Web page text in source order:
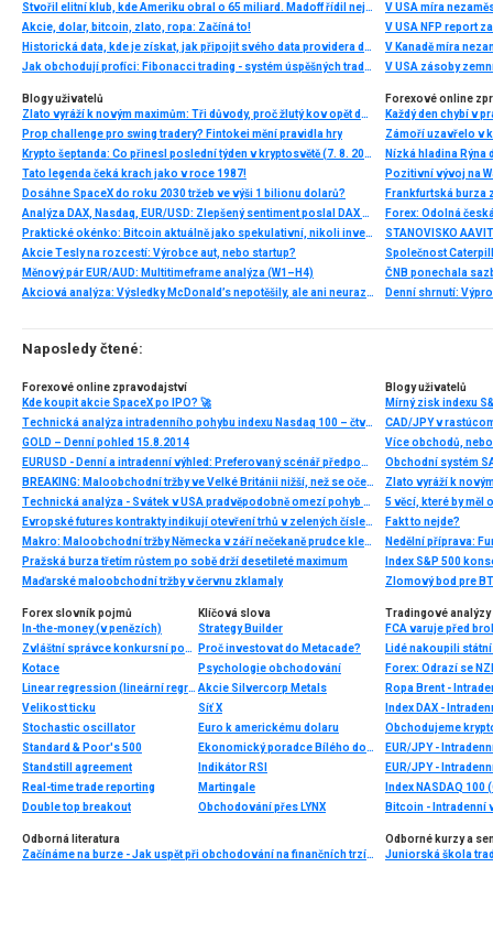
Stvořil elitní klub, kde Ameriku obral o 65 miliard. Madoff řídil největší Ponzi dějin
Akcie, dolar, bitcoin, zlato, ropa: Začíná to!
Historická data, kde je získat, jak připojit svého data providera do MultiCharts a proč je budeme potřebovat? (4. díl)
Jak obchodují profíci: Fibonacci trading - systém úspěšných traderů
V USA míra
V USA NFP report
V Kanadě míra
V USA zásoby
Blogy uživatelů
Zlato vyráží k novým maximům: Tři důvody, proč žlutý kov opět dominuje
Prop challenge pro swing tradery? Fintokei mění pravidla hry
Krypto šeptanda: Co přinesl poslední týden v kryptosvětě (7. 8. 2026)
Tato legenda čeká krach jako v roce 1987!
Dosáhne SpaceX do roku 2030 tržeb ve výši 1 bilionu dolarů?
Analýza DAX, Nasdaq, EUR/USD: Zlepšený sentiment poslal DAX na nová maxima
Praktické okénko: Bitcoin aktuálně jako spekulativní, nikoli investiční aktivum
Akcie Tesly na rozcestí: Výrobce aut, nebo startup?
Měnový pár EUR/AUD: Multitimeframe analýza (W1–H4)
Akciová analýza: Výsledky McDonald’s nepotěšily, ale ani neurazily. Jakou vizi společnost prezentovala?
Forexové online
Nízká hladina
Pozitivní vývoj na
Frankfurtská burza
Denní shrnutí:
Naposledy čtené:
Forexové online zpravodajství
Kde koupit akcie SpaceX po IPO? 🚀
Technická analýza intradenního pohybu indexu Nasdaq 100 – čtvrtek 6. února 2025
GOLD – Denní pohled 15.8.2014
EURUSD - Denní a intradenní výhled: Preferovaný scénář předpokládá s udržením silné hladiny a pohybem k úrovni 1,33072 EURUSD
BREAKING: Maloobchodní tržby ve Velké Británii nižší, než se očekávalo, GBPUSD po datech níže
Technická analýza - Svátek v USA pradvěpodobně omezí pohyb EURUSD
Evropské futures kontrakty indikují otevření trhů v zelených číslech
Makro: Maloobchodní tržby Německa v září nečekaně prudce klesly
Pražská burza třetím růstem po sobě drží desetileté maximum
Maďarské maloobchodní tržby v červnu zklamaly
Blogy uživatelů
Mírný zisk indexu
CAD/JPY v
Více obchodů,
Obchodní systém
5 věcí, které by měl
Fakt to nejde?
Nedělní příprava:
Zlomový bod pre
Forex slovník pojmů
In-the-money (v penězích)
Zvláštní správce konkursní podstaty
Kotace
Linear regression (lineární regrese)
Velikost ticku
Stochastic oscillator
Standard & Poor's 500
Standstill agreement
Real-time trade reporting
Double top breakout
Klíčová slova
Strategy Builder
Proč investovat do Metacade?
Psychologie obchodování
Akcie Silvercorp Metals
Síť X
Euro k americkému dolaru
Ekonomický poradce Bílého domu
Indikátor RSI
Martingale
Obchodování přes LYNX
Tradingové analýzy
FCA varuje před
Lidé nakoupili
Forex: Odrazí se
Ropa Brent -
Index DAX -
EUR/JPY -
EUR/JPY -
Index NASDAQ
Bitcoin - Intradenní
Odborná literatura
Začínáme na burze - Jak uspět při obchodování na finančních trzích (1. vydání)
Odborné kurzy a
Juniorská škola